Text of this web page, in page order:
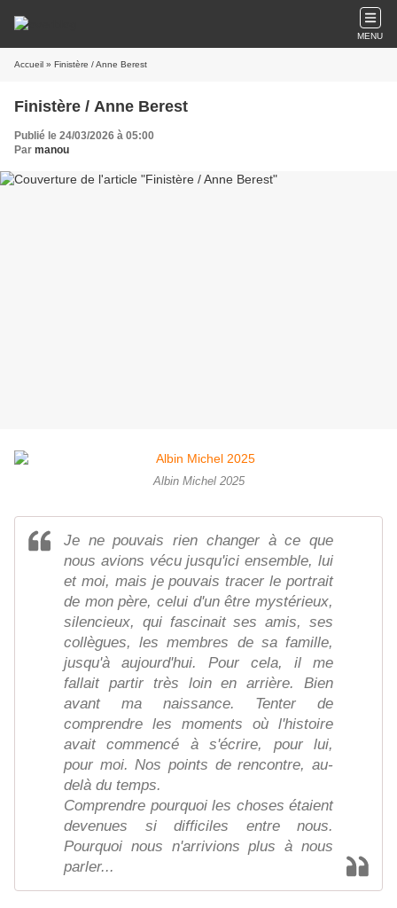
MENU
Accueil » Finistère / Anne Berest
Finistère / Anne Berest
Publié le 24/03/2026 à 05:00
Par manou
Albin Michel 2025
Je ne pouvais rien changer à ce que
nous avions vécu jusqu'ici ensemble, lui
et moi, mais je pouvais tracer le portrait
de mon père, celui d'un être mystérieux,
silencieux, qui fascinait ses amis, ses
collègues, les membres de sa famille,
jusqu'à aujourd'hui. Pour cela, il me
fallait partir très loin en arrière. Bien
avant ma naissance. Tenter de
comprendre les moments où l'histoire
avait commencé à s'écrire, pour lui,
pour moi. Nos points de rencontre, au-
delà du temps.
Comprendre pourquoi les choses étaient
devenues si difficiles entre nous.
Pourquoi nous n'arrivions plus à nous
parler...